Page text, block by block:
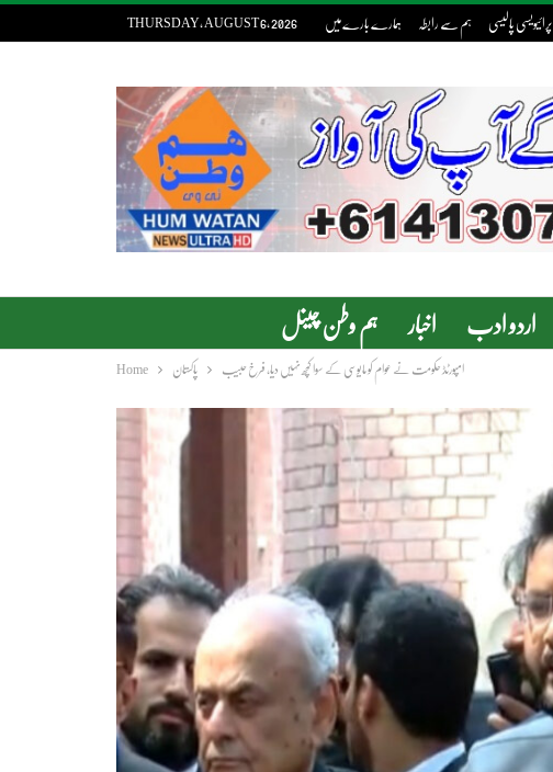
THURSDAY, AUGUST 6, 2026 ہمارے بارے میں ہم سے رابطہ پرائیویسی پالیسی
ہم وطن چینل اخبار اردو ادب
Home پاکستان امپورٹڈ حکومت نے عوام کو مایوسی کے سوا کچھ نہیں دیا، فرخ حبیب